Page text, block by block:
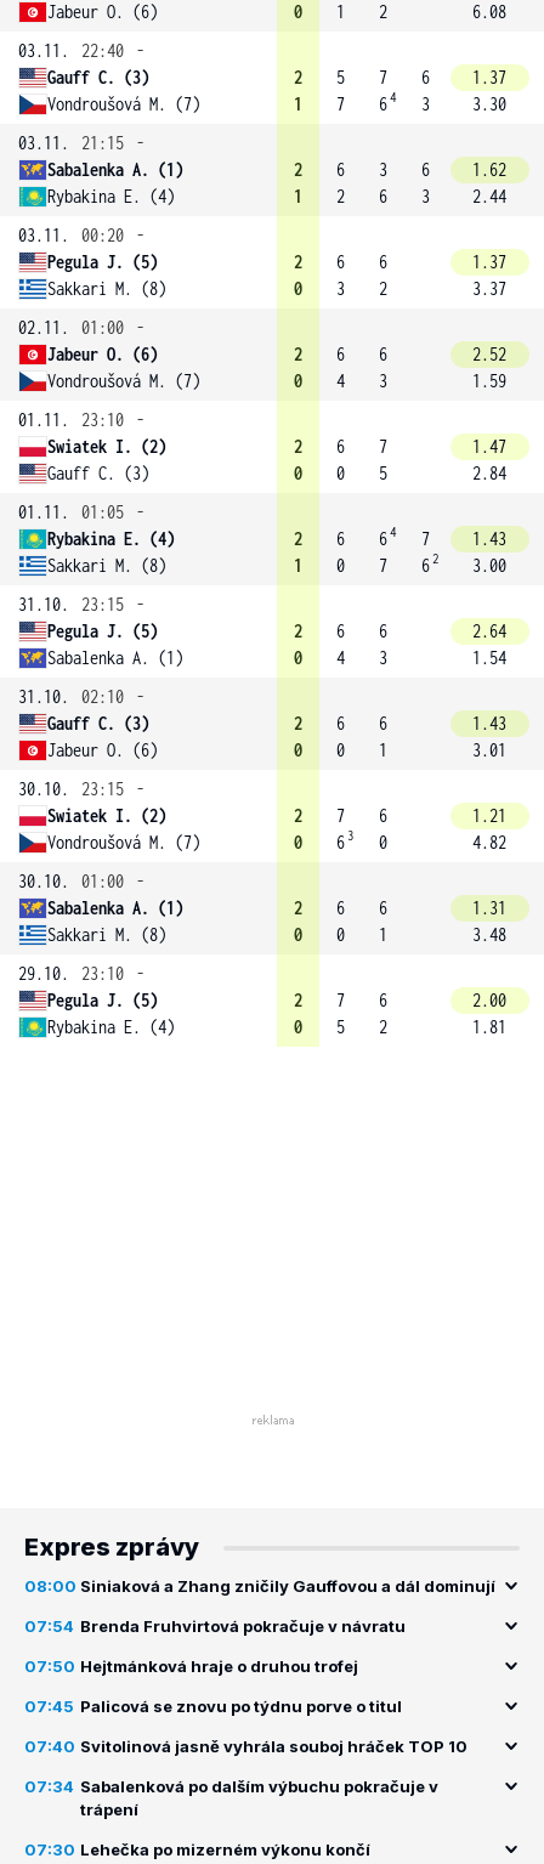
Jabeur O. (6)
0
1
2
6.08
03.11.
22:40
-
Gauff C. (3)
Vondroušová M. (7)
2
1
5
7
7
64
6
3
1.37
3.30
03.11.
21:15
-
Sabalenka A. (1)
Rybakina E. (4)
2
1
6
2
3
6
6
3
1.62
2.44
03.11.
00:20
-
Pegula J. (5)
Sakkari M. (8)
2
0
6
3
6
2
1.37
3.37
02.11.
01:00
-
Jabeur O. (6)
Vondroušová M. (7)
2
0
6
4
6
3
2.52
1.59
01.11.
23:10
-
Swiatek I. (2)
Gauff C. (3)
2
0
6
0
7
5
1.47
2.84
01.11.
01:05
-
Rybakina E. (4)
Sakkari M. (8)
2
1
6
0
64
7
7
62
1.43
3.00
31.10.
23:15
-
Pegula J. (5)
Sabalenka A. (1)
2
0
6
4
6
3
2.64
1.54
31.10.
02:10
-
Gauff C. (3)
Jabeur O. (6)
2
0
6
0
6
1
1.43
3.01
30.10.
23:15
-
Swiatek I. (2)
Vondroušová M. (7)
2
0
7
6 3
6
0
1.21
4.82
30.10.
01:00
-
Sabalenka A. (1)
Sakkari M. (8)
2
0
6
0
6
1
1.31
3.48
29.10.
23:10
-
Pegula J. (5)
Rybakina E. (4)
2
0
7
5
6
2
2.00
1.81
Expres zprávy
08:00 Siniaková a Zhang zničily Gauffovou a dál dominují
07:54 Brenda Fruhvirtová pokračuje v návratu
07:50 Hejtmánková hraje o druhou trofej
07:45 Palicová se znovu po týdnu porve o titul
07:40 Svitolinová jasně vyhrála souboj hráček TOP 10
07:34 Sabalenková po dalším výbuchu pokračuje v
trápení
07:30 Lehečka po mizerném výkonu končí